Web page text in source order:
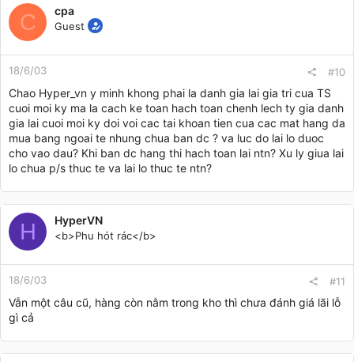
C cpa
Guest
18/6/03 #10
Chao Hyper_vn y minh khong phai la danh gia lai gia tri cua TS
cuoi moi ky ma la cach ke toan hach toan chenh lech ty gia danh
gia lai cuoi moi ky doi voi cac tai khoan tien cua cac mat hang da
mua bang ngoai te nhung chua ban dc ? va luc do lai lo duoc
cho vao dau? Khi ban dc hang thi hach toan lai ntn? Xu ly giua lai
lo chua p/s thuc te va lai lo thuc te ntn?
H HyperVN
<b>Phu hót rác</b>
18/6/03 #11
Vẫn một câu cũ, hàng còn nằm trong kho thì chưa đánh giá lãi lỗ
gì cả